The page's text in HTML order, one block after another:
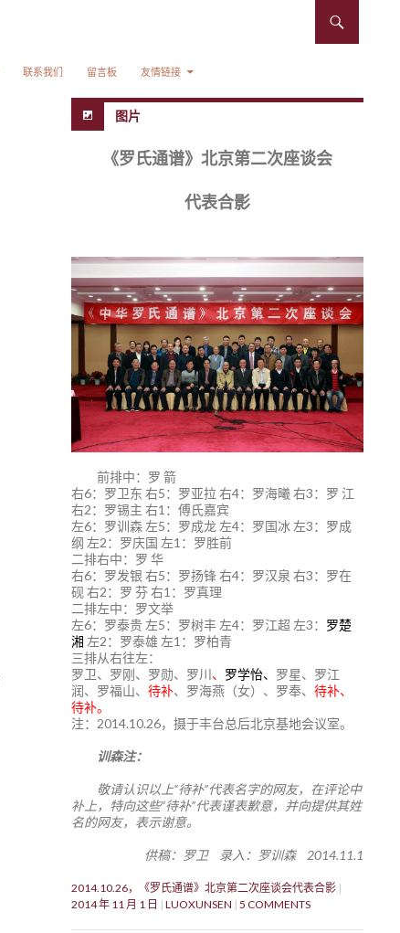
联系我们 留言板 友情链接
图片
《罗氏通谱》北京第二次座谈会
代表合影
前排中：罗 箭
右6：罗卫东 右5：罗亚拉 右4：罗海曦 右3：罗 江
右2：罗锡主 右1：傅氏嘉宾
左6：罗训森 左5：罗成龙 左4：罗国冰 左3：罗成
纲 左2：罗庆国 左1：罗胜前
二排右中：罗 华
右6：罗发银 右5：罗扬锋 右4：罗汉泉 右3：罗在
砚 右2：罗 芬 右1：罗真理
二排左中：罗文举
左6：罗泰贵 左5：罗树丰 左4：罗江超 左3： 罗楚
湘 左2：罗泰雄 左1：罗柏青
三排从右往左：
罗卫、罗刚、罗勋、罗川、 罗学怡、 罗星、罗江
润、罗福山、 待补、罗海燕（女）、罗奉、 待补、
待补。
注：2014.10.26，摄于丰台总后北京基地会议室。
训森注：
敬请认识以上“待补”代表名字的网友，在评论中
补上，特向这些“待补”代表谨表歉意，并向提供其姓
名的网友，表示谢意。
供稿：罗卫 录入：罗训森 2014.11.1
2014.10.26，《罗氏通谱》北京第二次座谈会代表合影
2014 年 11 月 1 日
LUOXUNSEN 5 COMMENTS